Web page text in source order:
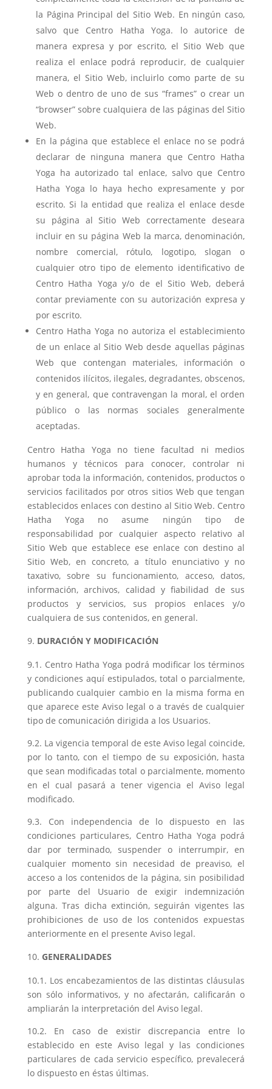
la Página Principal del Sitio Web. En ningún caso,
salvo que Centro Hatha Yoga. lo autorice de
manera expresa y por escrito, el Sitio Web que
realiza el enlace podrá reproducir, de cualquier
manera, el Sitio Web, incluirlo como parte de su
Web o dentro de uno de sus “frames” o crear un
“browser” sobre cualquiera de las páginas del Sitio
Web.
En la página que establece el enlace no se podrá
declarar de ninguna manera que Centro Hatha
Yoga ha autorizado tal enlace, salvo que Centro
Hatha Yoga lo haya hecho expresamente y por
escrito. Si la entidad que realiza el enlace desde
su página al Sitio Web correctamente deseara
incluir en su página Web la marca, denominación,
nombre comercial, rótulo, logotipo, slogan o
cualquier otro tipo de elemento identificativo de
Centro Hatha Yoga y/o de el Sitio Web, deberá
contar previamente con su autorización expresa y
por escrito.
Centro Hatha Yoga no autoriza el establecimiento
de un enlace al Sitio Web desde aquellas páginas
Web que contengan materiales, información o
contenidos ilícitos, ilegales, degradantes, obscenos,
y en general, que contravengan la moral, el orden
público o las normas sociales generalmente
aceptadas.
Centro Hatha Yoga no tiene facultad ni medios
humanos y técnicos para conocer, controlar ni
aprobar toda la información, contenidos, productos o
servicios facilitados por otros sitios Web que tengan
establecidos enlaces con destino al Sitio Web. Centro
Hatha Yoga no asume ningún tipo de
responsabilidad por cualquier aspecto relativo al
Sitio Web que establece ese enlace con destino al
Sitio Web, en concreto, a título enunciativo y no
taxativo, sobre su funcionamiento, acceso, datos,
información, archivos, calidad y fiabilidad de sus
productos y servicios, sus propios enlaces y/o
cualquiera de sus contenidos, en general.
DURACIÓN Y MODIFICACIÓN
9.1. Centro Hatha Yoga podrá modificar los términos
y condiciones aquí estipulados, total o parcialmente,
publicando cualquier cambio en la misma forma en
que aparece este Aviso legal o a través de cualquier
tipo de comunicación dirigida a los Usuarios.
9.2. La vigencia temporal de este Aviso legal coincide,
por lo tanto, con el tiempo de su exposición, hasta
que sean modificadas total o parcialmente, momento
en el cual pasará a tener vigencia el Aviso legal
modificado.
9.3. Con independencia de lo dispuesto en las
condiciones particulares, Centro Hatha Yoga podrá
dar por terminado, suspender o interrumpir, en
cualquier momento sin necesidad de preaviso, el
acceso a los contenidos de la página, sin posibilidad
por parte del Usuario de exigir indemnización
alguna. Tras dicha extinción, seguirán vigentes las
prohibiciones de uso de los contenidos expuestas
anteriormente en el presente Aviso legal.
GENERALIDADES
10.1. Los encabezamientos de las distintas cláusulas
son sólo informativos, y no afectarán, calificarán o
ampliarán la interpretación del Aviso legal.
10.2. En caso de existir discrepancia entre lo
establecido en este Aviso legal y las condiciones
particulares de cada servicio específico, prevalecerá
lo dispuesto en éstas últimas.